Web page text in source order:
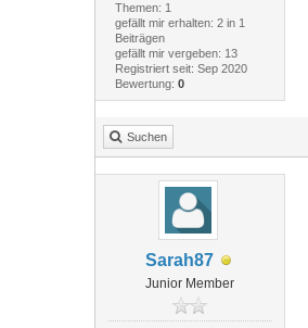
Themen: 1
gefällt mir erhalten: 2 in 1
Beiträgen
gefällt mir vergeben: 13
Registriert seit: Sep 2020
Bewertung: 0
Suchen
Sarah87
Junior Member